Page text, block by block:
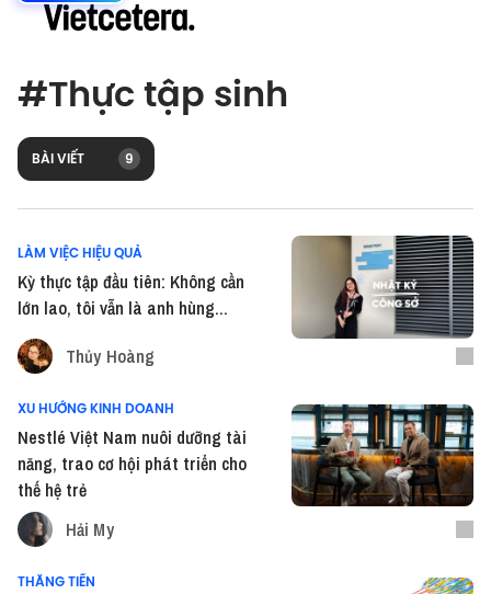
#Thực tập sinh
BÀI VIẾT 9
LÀM VIỆC HIỆU QUẢ
Kỳ thực tập đầu tiên: Không cần
lớn lao, tôi vẫn là anh hùng...
Thủy Hoàng
XU HƯỚNG KINH DOANH
Nestlé Việt Nam nuôi dưỡng tài
năng, trao cơ hội phát triển cho
thế hệ trẻ
Hải My
THĂNG TIẾN